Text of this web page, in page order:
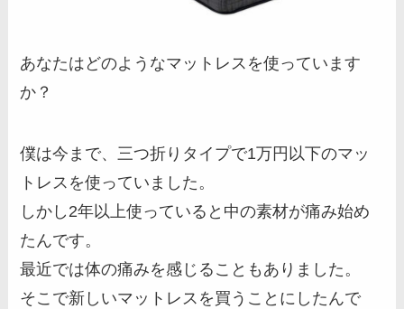
あなたはどのようなマットレスを使っています
か？
僕は今まで、三つ折りタイプで1万円以下のマッ
トレスを使っていました。
しかし2年以上使っていると中の素材が痛み始め
たんです。
最近では体の痛みを感じることもありました。
そこで新しいマットレスを買うことにしたんで